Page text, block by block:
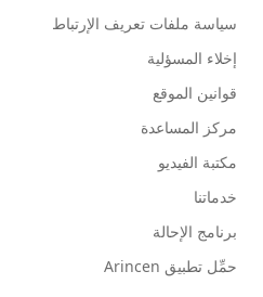
سياسة ملفات تعريف الإرتباط
إخلاء المسؤلية
قوانين الموقع
مركز المساعدة
مكتبة الفيديو
خدماتنا
برنامج الإحالة
حمِّل تطبيق Arincen